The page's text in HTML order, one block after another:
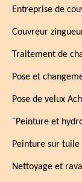
Entreprise de
Couvreur
Traitement de
Pose et
Pose de velux
¨Peinture et
Peinture sur
Nettoyage et